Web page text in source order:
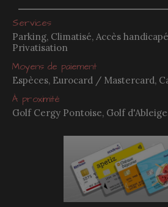
Services
Parking, Climatisé, Accès
Privatisation
Moyens de paiement
Espèces, Eurocard / Mastercard,
À proximité
Golf Cergy Pontoise, Golf